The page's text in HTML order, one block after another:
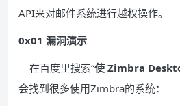
API来对邮件系统进行越权操作。
0x01 漏洞演示
在百度里搜索“使 Zimbra
会找到很多使用Zimbra的系统：